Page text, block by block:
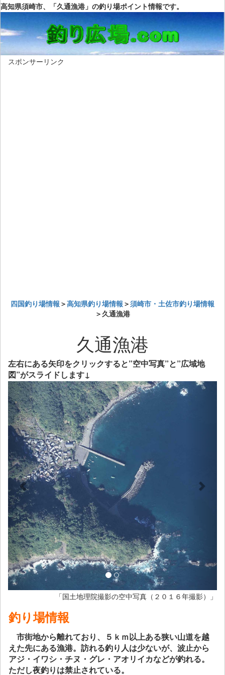
高知県須崎市、「久通漁港」の釣り場ポイント情報です。
スポンサーリンク
四国釣り場情報 ＞高知県釣り場情報 ＞須崎市・土佐市釣り場情報
＞久通漁港
久通漁港
左右にある矢印をクリックすると”空中写真”と”広域地
図”がスライドします↓
Previous Next
「国土地理院撮影の空中写真（２０１６年撮影）」
釣り場情報
市街地から離れており、５ｋｍ以上ある狭い山道を越
えた先にある漁港。訪れる釣り人は少ないが、波止から
アジ・イワシ・チヌ・グレ・アオリイカなどが釣れる。
ただし夜釣りは禁止されている。